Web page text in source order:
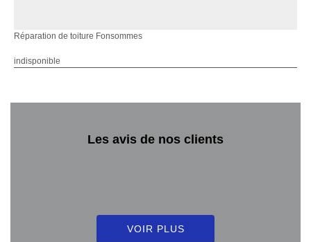
Réparation de toiture Fonsommes
indisponible
Les avis de nos clients
VOIR PLUS